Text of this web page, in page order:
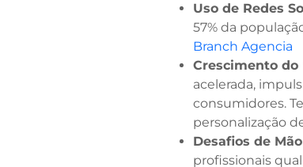
Uso de Redes
57% da
Branch Agencia
Crescimento
acelerada,
consumidores.
personalização
Desafios de
profissionais